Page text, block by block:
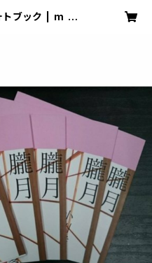
トブック | m po